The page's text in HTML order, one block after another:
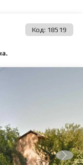
Код: 18519